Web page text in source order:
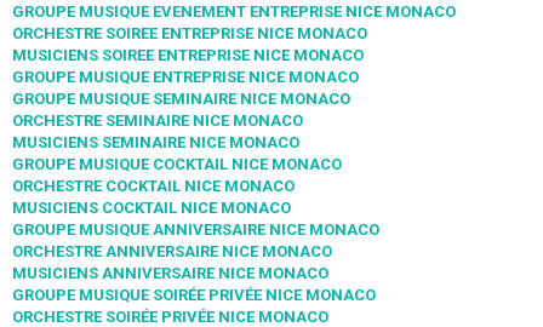
GROUPE MUSIQUE EVENEMENT ENTREPRISE NICE MONACO
ORCHESTRE SOIREE ENTREPRISE NICE MONACO
MUSICIENS SOIREE ENTREPRISE NICE MONACO
GROUPE MUSIQUE ENTREPRISE NICE MONACO
GROUPE MUSIQUE SEMINAIRE NICE MONACO
ORCHESTRE SEMINAIRE NICE MONACO
MUSICIENS SEMINAIRE NICE MONACO
GROUPE MUSIQUE COCKTAIL NICE MONACO
ORCHESTRE COCKTAIL NICE MONACO
MUSICIENS COCKTAIL NICE MONACO
GROUPE MUSIQUE ANNIVERSAIRE NICE MONACO
ORCHESTRE ANNIVERSAIRE NICE MONACO
MUSICIENS ANNIVERSAIRE NICE MONACO
GROUPE MUSIQUE SOIRÉE PRIVÉE NICE MONACO
ORCHESTRE SOIRÉE PRIVÉE NICE MONACO